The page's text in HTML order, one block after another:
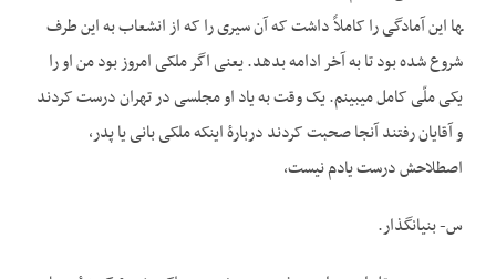
ها این آمادگی را کاملاً داشت که آن سیری را که از انشعاب به این طرف
شروع شده بود تا به آخر ادامه بدهد. یعنی اگر ملکی امروز بود من او را
یکی ملّی کامل می­بینم. یک وقت به یاد او مجلسی در تهران درست کردند
و آقایان رفتند آنجا صحبت کردند دربارۀ اینکه ملکی بانی یا پدر،
اصطلاحش درست یادم نیست،
س- بنیان­گذار.